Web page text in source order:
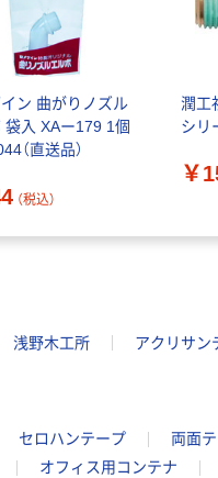
ン 曲がりノズル
袋入 XAー179 1個
（直送品）
（税込）
潤工
シリ
￥
浅野木工所 アクリサン
セロハンテープ 両面
オフィス用コンテナ
ペーパータオル
中判 再生紙
100％ 200枚
ル 大王製紙共同
企画 オリジナル
￥149~ （税込）